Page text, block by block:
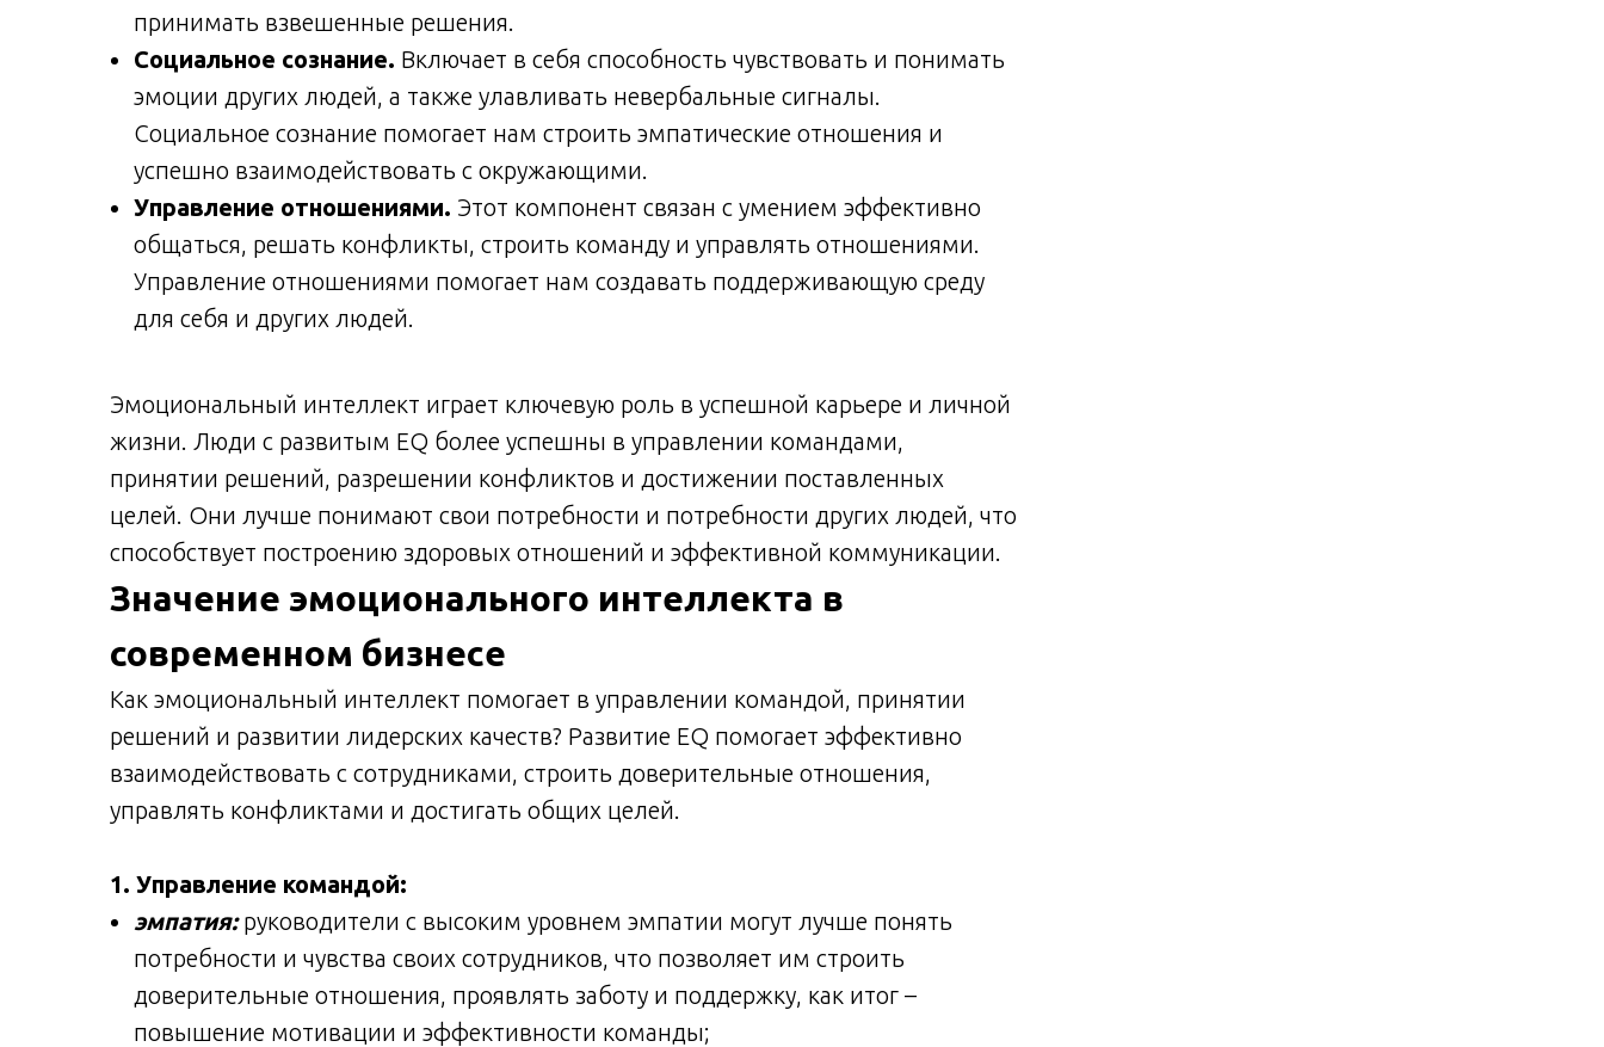
принимать взвешенные решения.
Социальное сознание. Включает в себя способность чувствовать и понимать
эмоции других людей, а также улавливать невербальные сигналы.
Социальное сознание помогает нам строить эмпатические отношения и
успешно взаимодействовать с окружающими.
Управление отношениями. Этот компонент связан с умением эффективно
общаться, решать конфликты, строить команду и управлять отношениями.
Управление отношениями помогает нам создавать поддерживающую среду
для себя и других людей.
Эмоциональный интеллект играет ключевую роль в успешной карьере и личной
жизни. Люди с развитым EQ более успешны в управлении командами,
принятии решений, разрешении конфликтов и достижении поставленных
целей. Они лучше понимают свои потребности и потребности других людей, что
способствует построению здоровых отношений и эффективной коммуникации.
Значение эмоционального интеллекта в
современном бизнесе
Как эмоциональный интеллект помогает в управлении командой, принятии
решений и развитии лидерских качеств? Развитие EQ помогает эффективно
взаимодействовать с сотрудниками, строить доверительные отношения,
управлять конфликтами и достигать общих целей.
1. Управление командой:
эмпатия:руководители с высоким уровнем эмпатии могут лучше понять
потребности и чувства своих сотрудников, что позволяет им строить
доверительные отношения, проявлять заботу и поддержку, как итог –
повышение мотивации и эффективности команды;